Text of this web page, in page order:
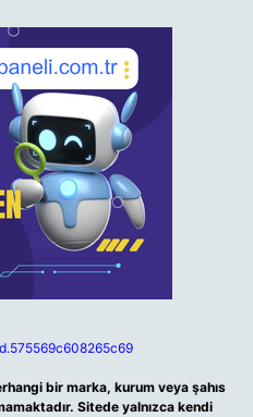
bir marka, kurum veya şahıs
Sitede yalnızca kendi